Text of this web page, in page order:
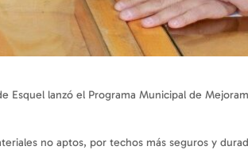
Esquel lanzó el Programa Municipal de
no aptos, por techos más seguros y